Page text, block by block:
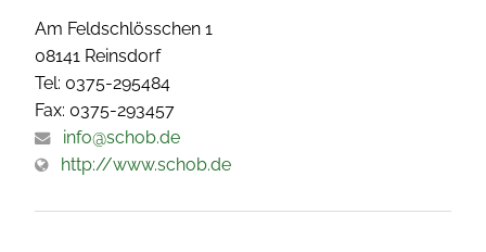
Am Feldschlösschen 1
08141 Reinsdorf
Tel: 0375-295484
Fax: 0375-293457
info@schob.de
http://www.schob.de